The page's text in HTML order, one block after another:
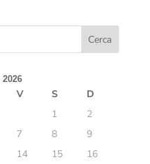
V S
D
1
2
7 8
9
14 15
16